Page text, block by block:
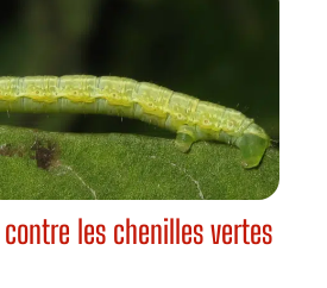
les chenilles vertes